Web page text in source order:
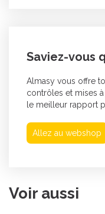
Saviez-vous
Almasy vous offre
contrôles et mises
le meilleur rapport
Allez au webshop
Voir aussi